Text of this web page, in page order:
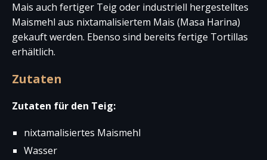
Mais auch fertiger Teig oder industriell hergestelltes
Maismehl aus nixtamalisiertem Mais (Masa Harina)
gekauft werden. Ebenso sind bereits fertige Tortillas
erhältlich.
Zutaten
Zutaten für den Teig:
nixtamalisiertes Maismehl
Wasser